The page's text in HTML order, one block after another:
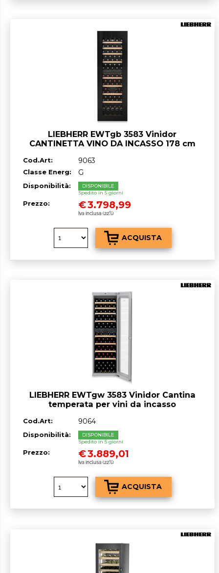
LIEBHERR EWTgb 3583 Vinidor
CANTINETTA VINO DA INCASSO 178 cm
PREVENTIVO
Cod.Art: 9063
Classe Energ: G
Disponibilità:
DISPONIBILE
Spedito in 5 giorni
Prezzo: €3.798,99
Iva inclusa (22%)
LIEBHERR EWTgw 3583 Vinidor Cantina
temperata per vini da incasso
Cod.Art: 9064
Disponibilità:
DISPONIBILE
Spedito in 5 giorni
Prezzo: €3.889,01
Iva inclusa (22%)